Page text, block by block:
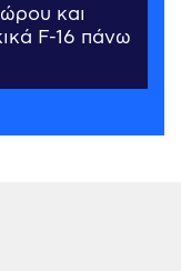
και
F-16 πάνω